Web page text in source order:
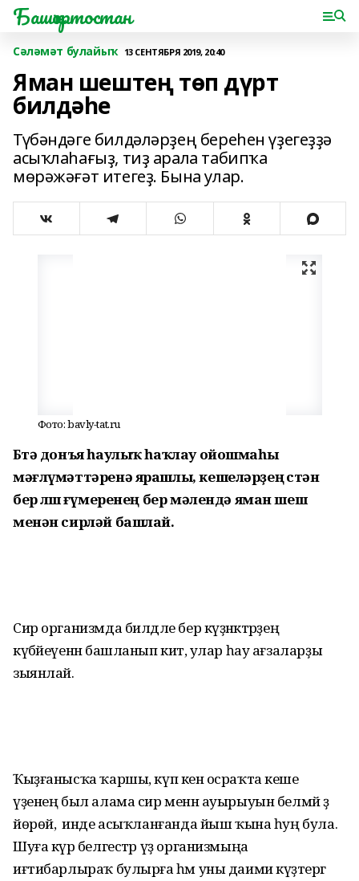
Башҡортостан
Сәләмәт булайыҡ 13 СЕНТЯБРЯ 2019, 20:40
Яман шештең төп дүрт
билдәһе
Түбәндәге билдәләрҙең береһен үҙегеҙҙә
асыҡлаһағыҙ, тиҙ арала табипҡа
мөрәжәғәт итегеҙ. Бына улар.
Фото: bavly-tat.ru
Бөтә донъя һаулыҡ һаҡлау ойошмаһы
мәғлүмәттәренә ярашлы, кешеләрҙең өстән
бер өлөшө ғүмеренең бер мәлендә яман шеш
менән сирләй башлай.
Сир организмда билдәле бер күҙәнәктәрҙең
күбәйеүенән башланып китә, улар һау ағзаларҙы
зыянлай.
Ҡыҙғанысҡа ҡаршы, күп кенә осраҡта кеше
үҙенең был алама сир менән ауырыуын белмәй ҙә
йөрөй, ә инде асыҡланғанда йыш ҡына һуң була.
Шуға күрә белгестәр үҙ организмыңа
иғтибарлыраҡ булырға һәм уны даими күҙәтергә